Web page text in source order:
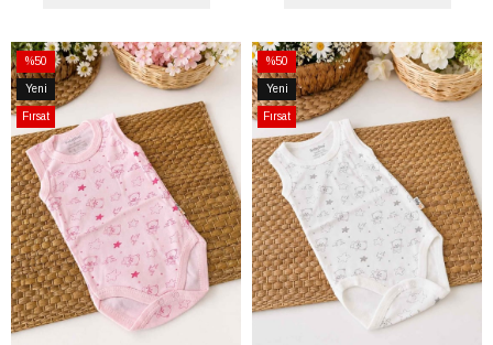
%50
İndirim
%50İndirim
Yeni
Ürün
Fırsat
Ürünü
%50
İndirim
%50İndirim
Yeni
Ürün
Fırsat
Ürünü